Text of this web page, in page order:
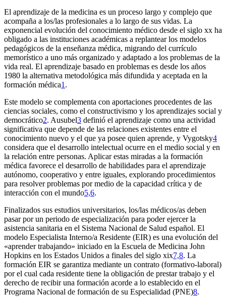
El aprendizaje de la medicina es un proceso largo y complejo que
acompaña a los/las profesionales a lo largo de sus vidas. La
exponencial evolución del conocimiento médico desde el siglo xx ha
obligado a las instituciones académicas a replantear los modelos
pedagógicos de la enseñanza médica, migrando del currículo
memorístico a uno más organizado y adaptado a los problemas de la
vida real. El aprendizaje basado en problemas es desde los años
1980 la alternativa metodológica más difundida y aceptada en la
formación médica1.
Este modelo se complementa con aportaciones procedentes de las
ciencias sociales, como el constructivismo y los aprendizajes social y
democrático2. Ausubel3 definió el aprendizaje como una actividad
significativa que depende de las relaciones existentes entre el
conocimiento nuevo y el que ya posee quien aprende, y Vygotsky4
considera que el desarrollo intelectual ocurre en el medio social y en
la relación entre personas. Aplicar estas miradas a la formación
médica favorece el desarrollo de habilidades para el aprendizaje
autónomo, cooperativo y entre iguales, explorando procedimientos
para resolver problemas por medio de la capacidad crítica y de
interacción con el mundo5,6.
Finalizados sus estudios universitarios, los/las médicos/as deben
pasar por un periodo de especialización para poder ejercer la
asistencia sanitaria en el Sistema Nacional de Salud español. El
modelo Especialista Interno/a Residente (EIR) es una evolución del
«aprender trabajando» iniciado en la Escuela de Medicina John
Hopkins en los Estados Unidos a finales del siglo xix7,8. La
formación EIR se garantiza mediante un contrato (formativo-laboral)
por el cual cada residente tiene la obligación de prestar trabajo y el
derecho de recibir una formación acorde a lo establecido en el
Programa Nacional de formación de su Especialidad (PNE)8.